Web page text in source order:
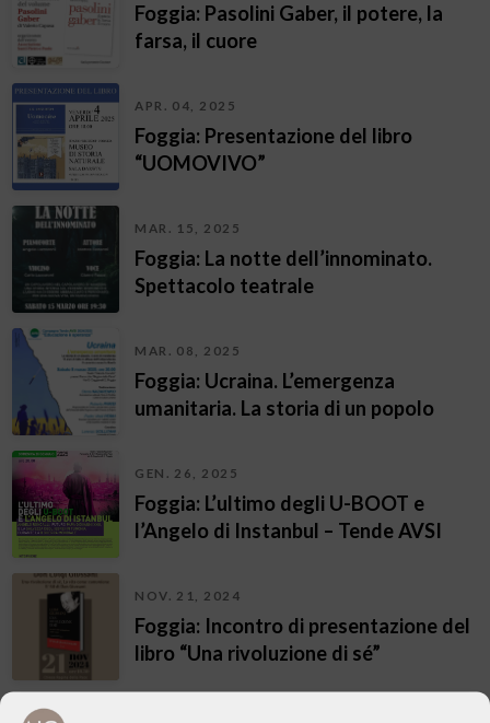
Foggia: Pasolini Gaber, il potere, la
farsa, il cuore
APR. 04, 2025
Foggia: Presentazione del libro
“UOMOVIVO”
MAR. 15, 2025
Foggia: La notte dell’innominato.
Spettacolo teatrale
MAR. 08, 2025
Foggia: Ucraina. L’emergenza
umanitaria. La storia di un popolo
GEN. 26, 2025
Foggia: L’ultimo degli U-BOOT e
l’Angelo di Instanbul – Tende AVSI
NOV. 21, 2024
Foggia: Incontro di presentazione del
libro “Una rivoluzione di sé”